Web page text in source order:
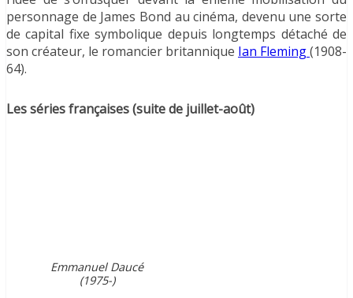
personnage de James Bond au cinéma, devenu une sorte
de capital fixe symbolique depuis longtemps détaché de
son créateur, le romancier britannique Ian Fleming(1908-
64).
Les séries françaises (suite de juillet-août)
Emmanuel Daucé
(1975-)